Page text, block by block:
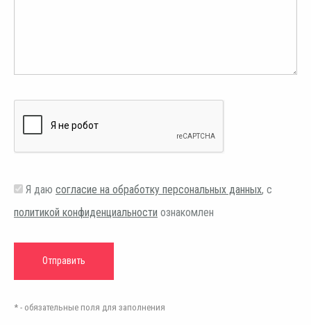
Я даю согласие на обработку персональных данных, с
политикой конфиденциальности ознакомлен
* - обязательные поля для заполнения